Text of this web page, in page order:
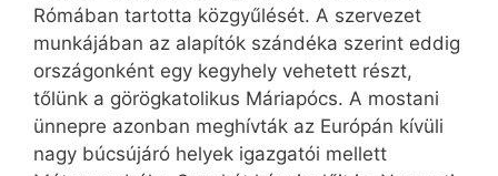
Rómában tartotta közgyűlését. A szervezet
munkájában az alapítók szándéka szerint eddig
országonként egy kegyhely vehetett részt,
tőlünk a görögkatolikus Máriapócs. A mostani
ünnepre azonban meghívták az Európán kívüli
nagy búcsújáró helyek igazgatói mellett